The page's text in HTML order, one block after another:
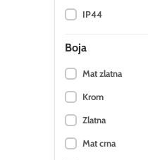
IP44
Boja
Mat zlatna
Krom
Zlatna
Mat crna